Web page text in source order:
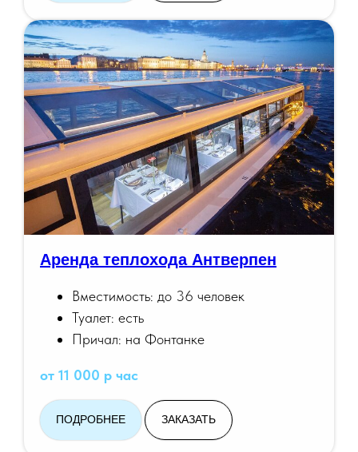
Аренда теплохода Антверпен
Вместимость: до 36 человек
Туалет: есть
Причал: на Фонтанке
от 11 000 р час
ПОДРОБНЕЕ ЗАКАЗАТЬ